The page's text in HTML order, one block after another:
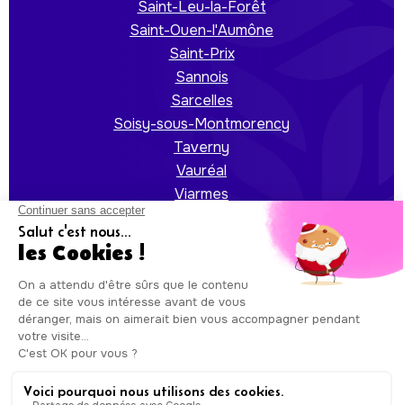
Saint-Leu-la-Forêt
Saint-Ouen-l'Aumône
Saint-Prix
Sannois
Sarcelles
Soisy-sous-Montmorency
Taverny
Vauréal
Viarmes
Auxicare
Service | Copyright © Auxicare